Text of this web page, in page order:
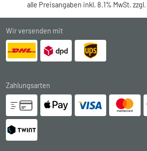
alle Preisangaben inkl. 8.1% MwSt. zzgl.
Wir versenden mit
Zahlungsarten